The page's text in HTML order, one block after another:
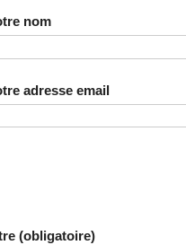
nom
adresse email
(obligatoire)